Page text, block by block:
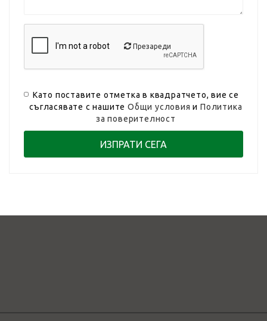
Презареди
Като поставите отметка в квадратчето, вие се
съгласявате с нашитеОбщи условия иПолитика
за поверителност